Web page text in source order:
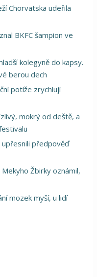
Chorvatska udeřila
BKFC šampion ve
kolegyně do kapsy.
berou dech
potíže zrychlují
mokrý od deště, a
předpověď
Žbirky oznámil,
mozek myší, u lidí